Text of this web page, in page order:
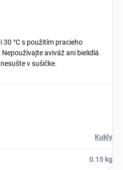
30 °C s použitím pracieho
aviváž ani bielidlá.
v sušičke.
Kukly
0.15 kg